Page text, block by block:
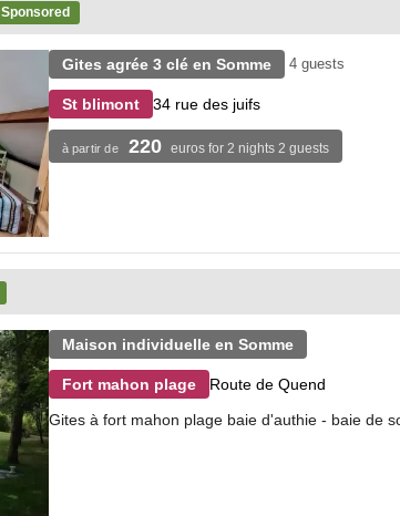
Sponsored
Gites agrée 3 clé en Somme 4 guests
St blimont 34 rue des juifs
à partir de 220 euros for 2 nights 2 guests
Maison individuelle en Somme
Fort mahon plage Route de Quend
Gites à fort mahon plage baie d'authie - baie de